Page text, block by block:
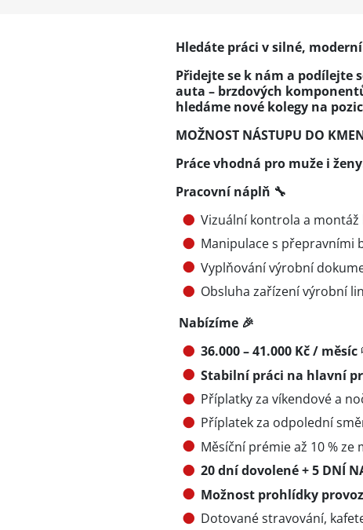
Hledáte práci v silné,
Přidejte se k nám a podílejte
auta – brzdových
hledáme nové kolegy na
MOŽNOST NÁSTUPU DO
Práce vhodná pro muže i
Pracovní náplň 🔧
Vizuální kontrola a
Manipulace s přepravními
Vyplňování výrobní
Obsluha zařízení výrobní
Nabízíme 🎉
36.000 – 41.000 Kč / měsíc
Stabilní práci na hlavní
Příplatky za víkendové a
Příplatek za odpolední
Měsíční prémie až 10 % ze
20 dní dovolené +5 DNÍ
Možnost prohlídky
Dotované stravování,